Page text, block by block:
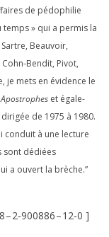
de pédo­phi­lie
» qui a per­mis la
Beauvoir,
Bendit, Pivot,
je mets en évi­dence le
Apostrophes et éga­le­
diri­gée de 1975 à 1980.
conduit à une lec­ture
sont dédiées
a ouvert la brèche.”
–2‑900886–12‑0 ]